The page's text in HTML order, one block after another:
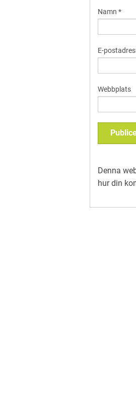
Namn *
E-
Webbplats
Denna
hur din